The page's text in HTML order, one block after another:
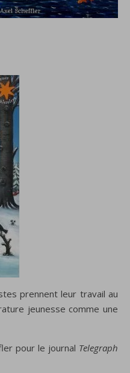
prennent leur travail au
jeunesse comme une
pour le journal Telegraph